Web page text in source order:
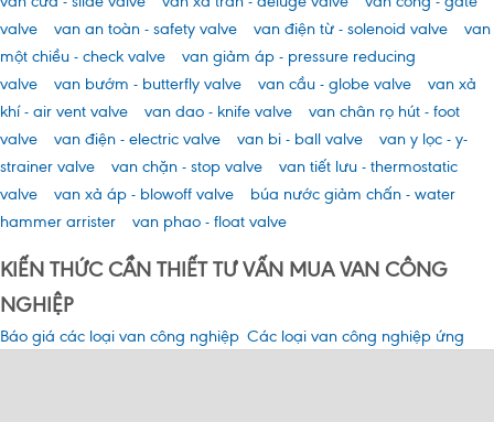
valve
van an toàn - safety valve van điện từ - solenoid valve
van
một chiều - check valve
van giảm áp - pressure reducing
valve
van bướm - butterfly valve van cầu - globe valve
van xả
khí - air vent valve
van dao - knife valve
van chân rọ hút - foot
valve
van điện - electric valve van bi - ball valve
van y lọc - y-
strainer valve
van chặn - stop valve
van tiết lưu - thermostatic
valve
van xả áp - blowoff valve
búa nước giảm chấn - water
hammer arrister
van phao - float valve
KIẾN THỨC CẦN THIẾT TƯ VẤN MUA VAN CÔNG
NGHIỆP
Báo giá các loại van công nghiệp Các loại van công nghiệp ứng